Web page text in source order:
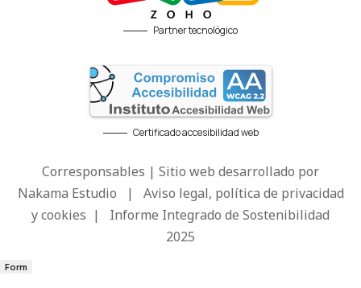
Partner tecnológico
Certificado accesibilidad web
Corresponsables | Sitio web desarrollado por
Nakama Estudio | Aviso legal, política de privacidad
y cookies | Informe Integrado de Sostenibilidad
2025
Form